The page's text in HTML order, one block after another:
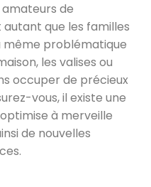
amateurs de
que les familles
problématique
les valises ou
occuper de précieux
vous, il existe une
à merveille
de nouvelles